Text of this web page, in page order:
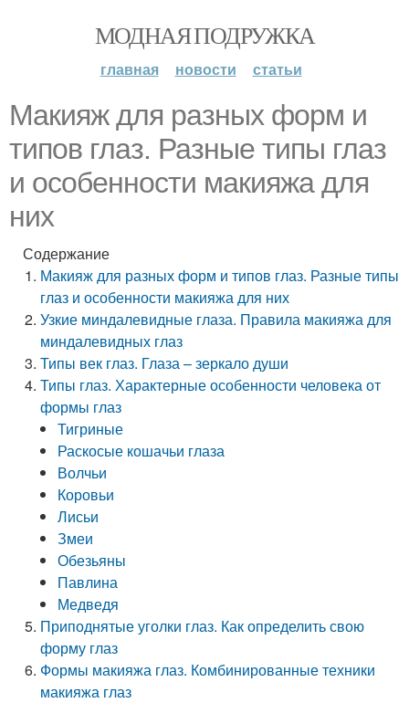
МОДНАЯ ПОДРУЖКА
главная новости статьи
Макияж для разных форм и
типов глаз. Разные типы глаз
и особенности макияжа для
них
Содержание
Макияж для разных форм и типов глаз. Разные типы
глаз и особенности макияжа для них
Узкие миндалевидные глаза. Правила макияжа для
миндалевидных глаз
Типы век глаз. Глаза – зеркало души
Типы глаз. Характерные особенности человека от
формы глаз
Тигриные
Раскосые кошачьи глаза
Волчьи
Коровьи
Лисьи
Змеи
Обезьяны
Павлина
Медведя
Приподнятые уголки глаз. Как определить свою
форму глаз
Формы макияжа глаз. Комбинированные техники
макияжа глаз